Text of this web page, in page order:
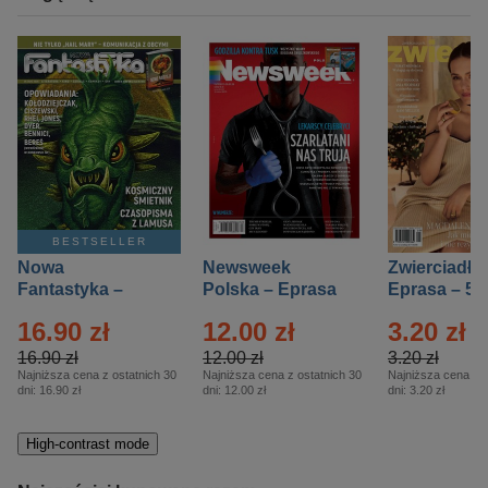
BESTSELLER
Nowa
Fantastyka –
16.90 zł
16.90 zł
Najniższa cena z ostatnich 30
dni: 16.90 zł
Newsweek
Polska – Eprasa
12.00 zł
12.00 zł
Najniższa cena z ostatnich 30
dni: 12.00 zł
Zwierciadło
Eprasa – 5/
3.20 zł
3.20 zł
Najniższa cena z
dni: 3.20 zł
High-contrast mode